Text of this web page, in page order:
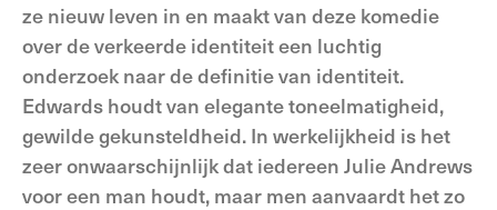
ze nieuw leven in en maakt van deze komedie
over de verkeerde identiteit een luchtig
onderzoek naar de definitie van identiteit.
Edwards houdt van elegante toneelmatigheid,
gewilde gekunsteldheid. In werkelijkheid is het
zeer onwaarschijnlijk dat iedereen Julie Andrews
voor een man houdt, maar men aanvaardt het zo